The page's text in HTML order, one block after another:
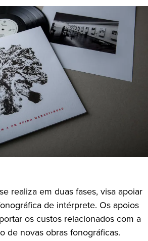
realiza em duas fases, visa apoiar
de intérprete. Os apoios
os custos relacionados com a
de novas obras fonográficas.